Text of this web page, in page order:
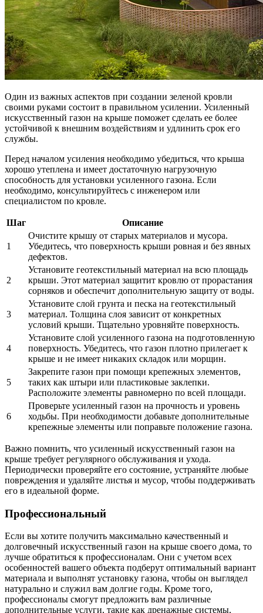
Один из важных аспектов при создании зеленой кровли
своими руками состоит в правильном усилении. Усиленный
искусственный газон на крыше поможет сделать ее более
устойчивой к внешним воздействиям и удлинить срок его
службы.
Перед началом усиления необходимо убедиться, что крыша
хорошо утеплена и имеет достаточную нагрузочную
способность для установки усиленного газона. Если
необходимо, консультируйтесь с инженером или
специалистом по кровле.
Шаг Описание
1
Очистите крышу от старых материалов и мусора.
Убедитесь, что поверхность крыши ровная и без явных
дефектов.
2
Установите геотекстильный материал на всю площадь
крыши. Этот материал защитит кровлю от прорастания
сорняков и обеспечит дополнительную защиту от воды.
3
Установите слой грунта и песка на геотекстильный
материал. Толщина слоя зависит от конкретных
условий крыши. Тщательно уровняйте поверхность.
4
Установите слой усиленного газона на подготовленную
поверхность. Убедитесь, что газон плотно прилегает к
крыше и не имеет никаких складок или морщин.
5
Закрепите газон при помощи крепежных элементов,
таких как штыри или пластиковые заклепки.
Расположите элементы равномерно по всей площади.
6
Проверьте усиленный газон на прочность и уровень
ходьбы. При необходимости добавьте дополнительные
крепежные элементы или поправьте положение газона.
Важно помнить, что усиленный искусственный газон на
крыше требует регулярного обслуживания и ухода.
Периодически проверяйте его состояние, устраняйте любые
повреждения и удаляйте листья и мусор, чтобы поддерживать
его в идеальной форме.
Профессиональный
Если вы хотите получить максимально качественный и
долговечный искусственный газон на крыше своего дома, то
лучше обратиться к профессионалам. Они с учетом всех
особенностей вашего объекта подберут оптимальный вариант
материала и выполнят установку газона, чтобы он выглядел
натурально и служил вам долгие годы. Кроме того,
профессионалы смогут предложить вам различные
дополнительные услуги, такие как дренажные системы,